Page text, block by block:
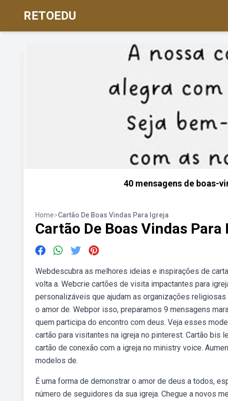
RETOEDU
40 mensagens de boas-
Home>Cartão De Boas Vindas Para Igreja
Cartão De Boas Vindas Para
Webdescubra as melhores ideias e inspirações de
volta a. Webcrie cartões de visita impactantes para
personalizáveis que ajudam as organizações
o amor de. Webpor isso, preparamos 9 mensagens
quem participa do encontro com deus. Veja esses
cartão para visitantes na igreja no pinterest. Cartão bis
cartão de conexão com a igreja no ministry voice.
modelos de.
É uma forma de demonstrar o amor de deus a todos,
número de seguidores da sua igreja. Chegue a novos